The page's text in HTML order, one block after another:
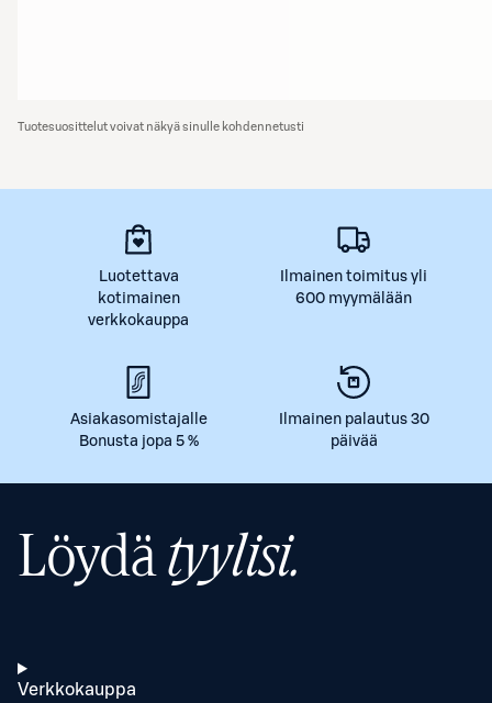
Tuotesuosittelut voivat näkyä sinulle kohdennetusti
Luotettava
kotimainen
verkkokauppa
Ilmainen toimitus yli
600 myymälään
Asiakasomistajalle
Bonusta jopa 5 %
Ilmainen palautus 30
päivää
Löydätyylisi.
Verkkokauppa